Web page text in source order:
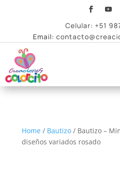
Celular: +51
Email:
Home/ Bautizo/ Bautizo –
diseños variados rosado